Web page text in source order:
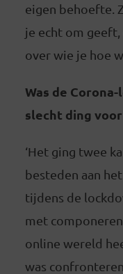
eigen behoefte.
je echt om
over wie je hoe
Was de
slecht ding voor
‘Het ging twee
besteden aan
tijdens de
met
online wereld
was